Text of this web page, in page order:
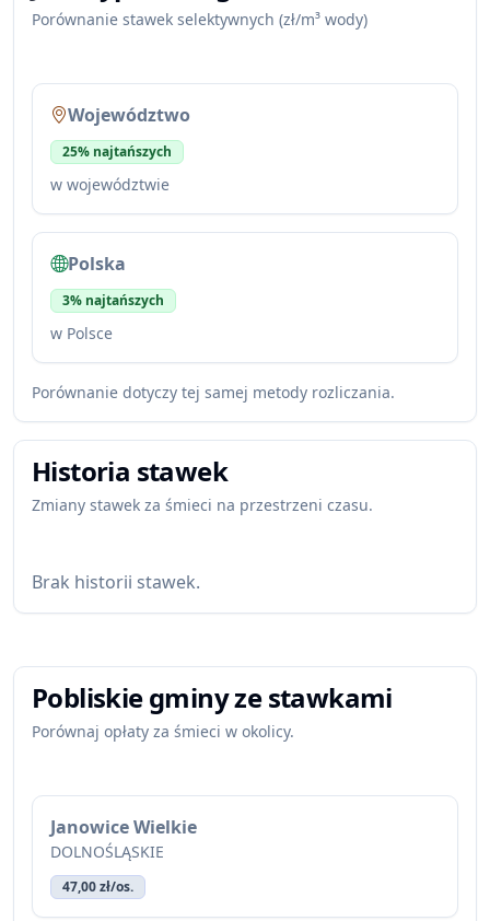
Porównanie stawek selektywnych (zł/m³ wody)
Województwo
25% najtańszych
w województwie
Polska
3% najtańszych
w Polsce
Porównanie dotyczy tej samej metody rozliczania.
Historia stawek
Zmiany stawek za śmieci na przestrzeni czasu.
Brak historii stawek.
Pobliskie gminy ze stawkami
Porównaj opłaty za śmieci w okolicy.
Janowice Wielkie
DOLNOŚLĄSKIE
47,00 zł/os.